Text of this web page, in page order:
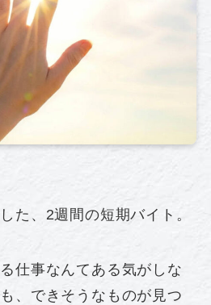
た、2週間の短期バイト。
仕事なんてある気がしな
、できそうなものが見つ